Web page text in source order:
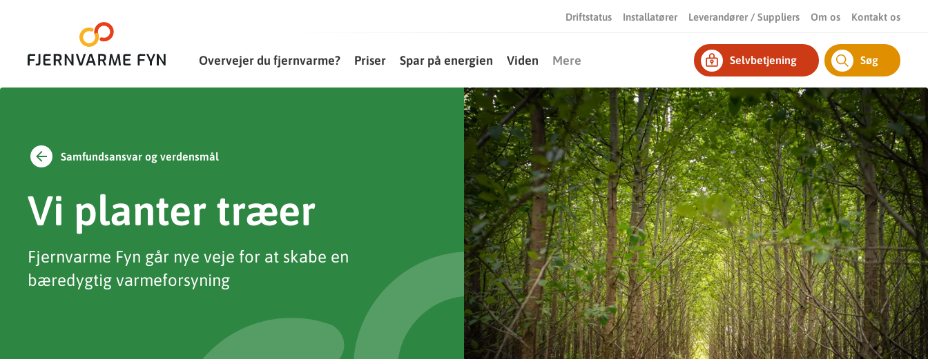
Driftstatus Installatører Leverandører / Suppliers Om os Kontakt os
Overvejer du fjernvarme? Priser Spar på energien Viden Mere Selvbetjening Søg
Samfundsansvar og verdensmål
Vi planter træer
Fjernvarme Fyn går nye veje for at skabe en
bæredygtig varmeforsyning